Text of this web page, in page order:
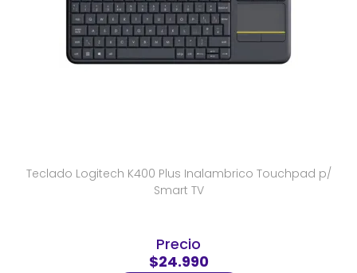
Teclado Logitech K400 Plus Inalambrico Touchpad p/
Smart TV
Precio
$24.990